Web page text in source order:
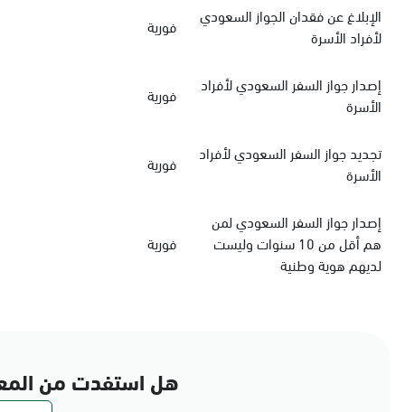
الإبلاغ عن فقدان الجواز السعودي
لأفراد الأسرة
فورية
‏إصدار جواز السفر السعودي‏‏ لأفراد
الأسرة
فورية
‏تجديد جواز السفر السعودي‏ لأفراد
الأسرة
فورية
إصدار جواز السفر السعودي لمن
هم أقل من 10 سنوات وليست
لديهم هوية وطنية
فورية
هل استفدت من